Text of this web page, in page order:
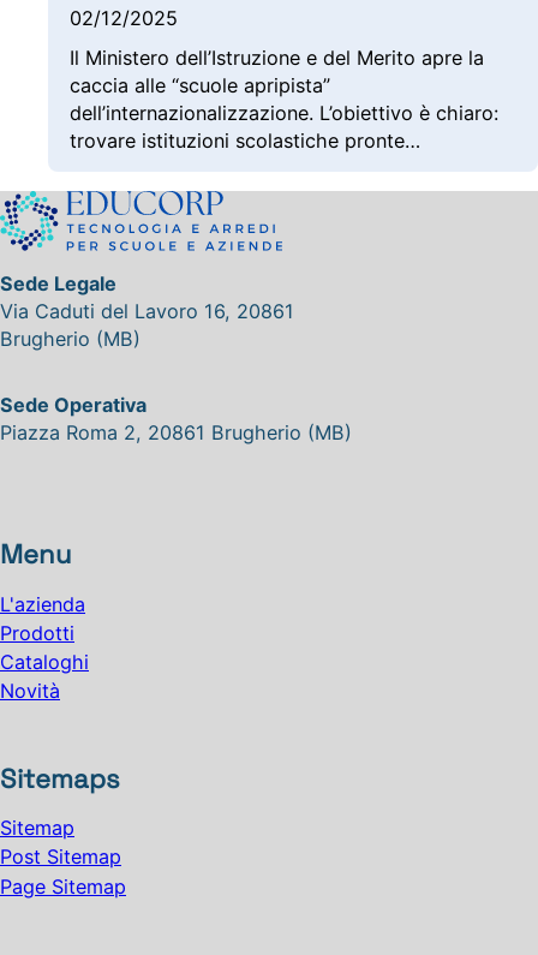
02/12/2025
Il Ministero dell’Istruzione e del Merito apre la
caccia alle “scuole apripista”
dell’internazionalizzazione. L’obiettivo è chiaro:
trovare istituzioni scolastiche pronte…
Sede Legale
Via Caduti del Lavoro 16, 20861
Brugherio (MB)
Sede Operativa
Piazza Roma 2, 20861 Brugherio (MB)
Menu
L'azienda
Prodotti
Cataloghi
Novità
Sitemaps
Sitemap
Post Sitemap
Page Sitemap